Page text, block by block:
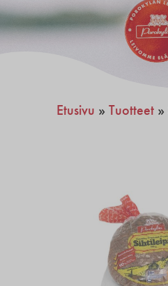
Etusivu » Tuotteet»